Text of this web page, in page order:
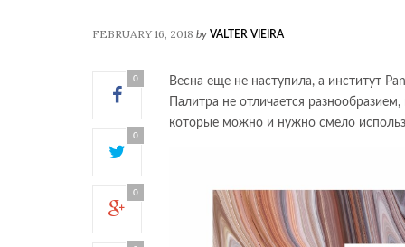
FEBRUARY 16, 2018 by VALTER VIEIRA
0
0
0
Весна еще не наступила, а институт
Палитра не отличается
которые можно и нужно смело